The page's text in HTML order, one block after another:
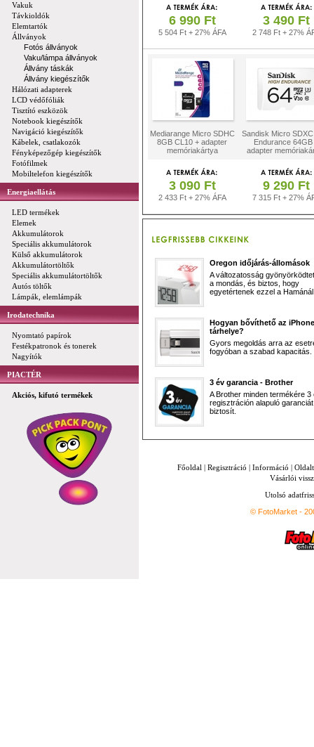
Vakuk
Távkioldók
Elemtartók
Állványok
Fotós állványok
Vaku/lámpa állványok
Állvány táskák
Állvány kiegészítők
Hálózati adapterek
LCD védőfóliák
Tisztító eszközök
Notebook kiegészítők
Navigáció kiegészítők
Kábelek, csatlakozók
Fényképezőgép kiegészítők
Fotófilmek
Mobiltelefon kiegészítők
Energiaellátás
LED termékek
Elemek
Akkumulátorok
Speciális akkumulátorok
Külső akkumulátorok
Akkumulátortöltők
Speciális akkumulátortöltők
Autós töltők
Lámpák, elemlámpák
Irodatechnika
Nyomtató papírok
Festékpatronok és tonerek
Nagyítók
PIACTÉR
Akciós, kifutó termékek
6 990 Ft
5 504 Ft + 27% ÁFA
3 490 Ft
2 748 Ft + 27%
Mediarange Micro SDHC
8GB CL10 + adapter
memóriakártya
Sandisk Micro
Endurance 64GB
adapter
3 090 Ft
2 433 Ft + 27% ÁFA
9 290 Ft
7 315 Ft + 27%
Oregon időjárás-állomások
A változatosság
a mondás, és biztos, hogy
egyetértenek ezzel a
Hogyan bővíthető az iPhone
tárhelye?
Gyors megoldás arra az
fogyóban a szabad kapacitás.
3 év garancia - Brother
A Brother minden termékére 3
regisztráción alapuló garanciát
biztosít.
Főoldal | Regisztráció | Információ |
Vásárlói
Utolsó
© FotoMarket -